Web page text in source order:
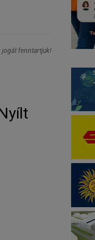
fenntartjuk!